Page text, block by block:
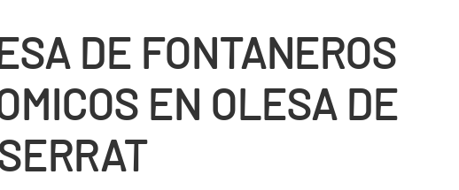
DE FONTANEROS
EN OLESA DE